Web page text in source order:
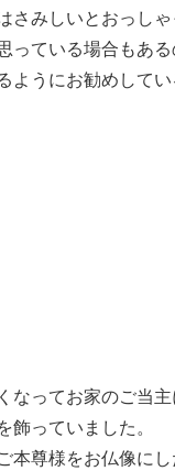
みしいとおっしゃ
ている場合もあ
うにお勧めしてい
ってお家のご当
っていました。
本尊様をお仏像に